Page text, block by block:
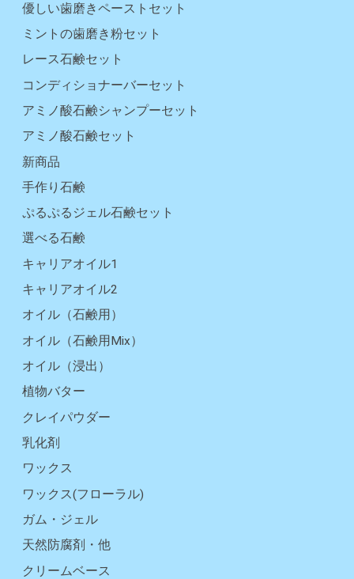
優しい歯磨きペーストセット
ミントの歯磨き粉セット
レース石鹸セット
コンディショナーバーセット
アミノ酸石鹸シャンプーセット
アミノ酸石鹸セット
新商品
手作り石鹸
ぷるぷるジェル石鹸セット
選べる石鹸
キャリアオイル1
キャリアオイル2
オイル（石鹸用）
オイル（石鹸用Mix）
オイル（浸出）
植物バター
クレイパウダー
乳化剤
ワックス
ワックス(フローラル)
ガム・ジェル
天然防腐剤・他
クリームベース